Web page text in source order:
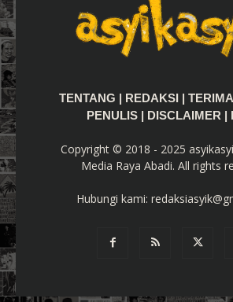
TENTANG REDAKSI
PENULIS
DISCLAIMER
Copyright © 2018 - 2025
Media Raya Abadi. All rights
Hubungi kami: